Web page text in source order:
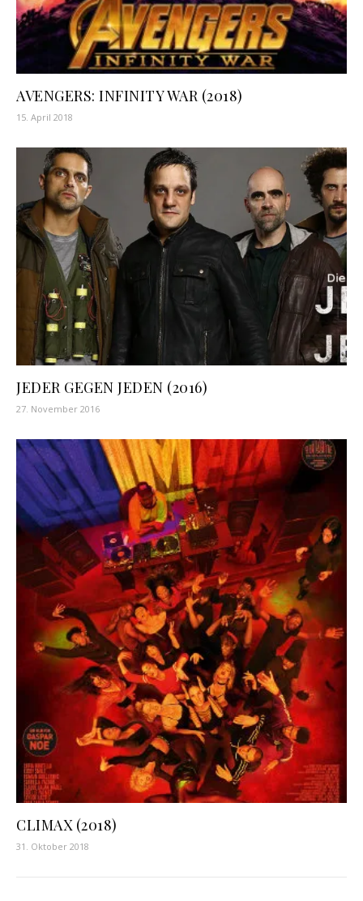
AVENGERS: INFINITY WAR (2018)
15. April 2018
JEDER GEGEN JEDEN (2016)
27. November 2016
CLIMAX (2018)
31. Oktober 2018